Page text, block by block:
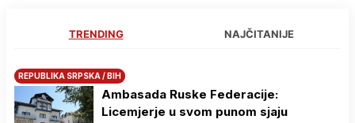
TRENDING NAJČITANIJE
REPUBLIKA SRPSKA / BIH
Ambasada Ruske Federacije:
Licemjerje u svom punom sjaju